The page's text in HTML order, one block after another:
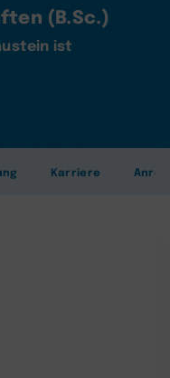
(B.Sc.)
ist
Karriere